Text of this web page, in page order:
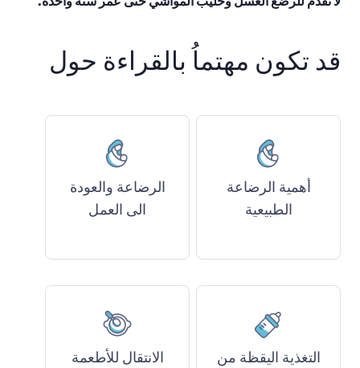
قد تكون مهتماُ بالقراءة حول
أهمية الرضاعة
الطبيعية
الرضاعة والعودة
الى العمل
التغذية اليقظة من
الانتقال للأطعمة